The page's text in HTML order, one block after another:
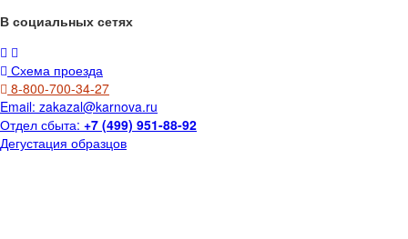
В социальных сетях
Схема проезда
8-800-700-34-27
Email: zakazal@karnova.ru
Отдел сбыта: +7 (499) 951-88-92
Дегустация образцов